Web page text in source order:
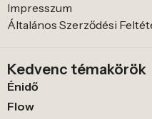
Impresszum
Általános Szerződési
Kedvenc témakörök
Énidő
Flow